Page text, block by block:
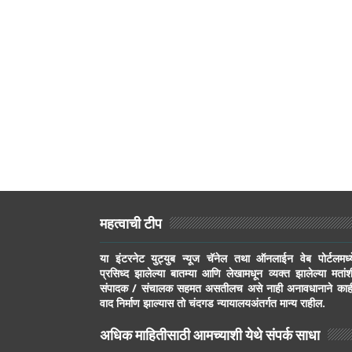
महत्वाची टीप
या इंटरनेट युट्युब न्यूज चॅनेल तथा ऑनलाईन वेब
प्रसिध्द झालेल्या बातम्या आणि लेखामधून व्यक्त झालेल्या
संपादक / संचालक सहमत असतीलच असे नाही अनावधानाने
वाद निर्माण झाल्यास तो चंदगड न्यायालयअंतर्गत मान्य राहील.
अधिक माहितीसाठी आमच्याशी येथे संपर्क साधा